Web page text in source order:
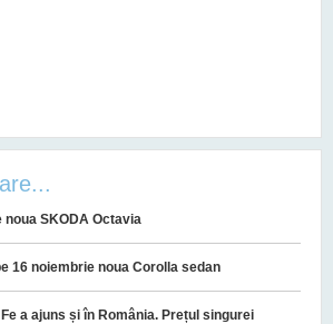
SKODA Octavia
16 noiembrie noua Corolla sedan
a ajuns și în România. Prețul singurei